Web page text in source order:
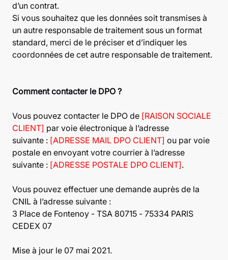
d’un contrat.
Si vous souhaitez que les données soit transmises à
un autre responsable de traitement sous un format
standard, merci de le préciser et d’indiquer les
coordonnées de cet autre responsable de traitement.
Comment contacter le DPO ?
Vous pouvez contacter le DPO de [RAISON SOCIALE
CLIENT] par voie électronique à l’adresse
suivante : [ADRESSE MAIL DPO CLIENT] ou par voie
postale en envoyant votre courrier à l’adresse
suivante : [ADRESSE POSTALE DPO CLIENT].
Vous pouvez effectuer une demande auprès de la
CNIL à l’adresse suivante :
3 Place de Fontenoy - TSA 80715 - 75334 PARIS
CEDEX 07
Mise à jour le 07 mai 2021.